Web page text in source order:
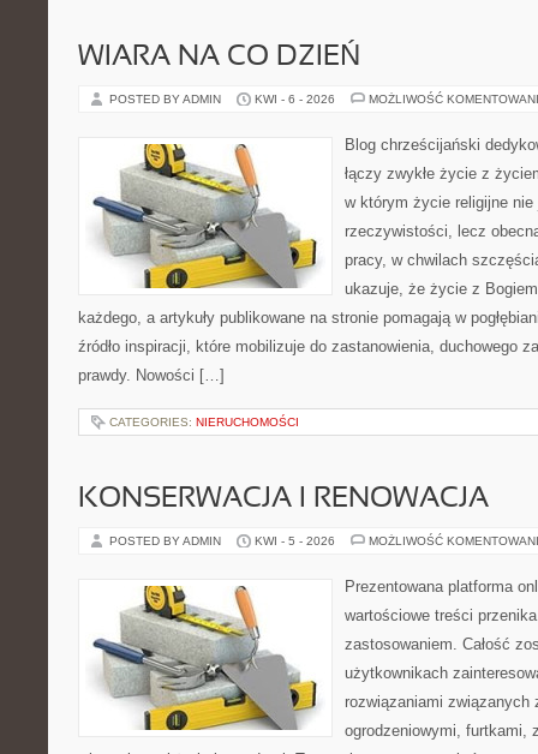
WIARA NA CO DZIEŃ
POSTED BY ADMIN KWI - 6 - 2026 MOŻLIWOŚĆ
Blog chrześcijański
łączy zwykłe życie z
w którym życie religijne nie
rzeczywistości, lecz
pracy, w chwilach
ukazuje, że życie z
każdego, a artykuły publikowane na stronie pomagają w
źródło inspiracji, które mobilizuje do zastanowienia, duchowego
prawdy. Nowości […]
CATEGORIES: NIERUCHOMOŚCI
KONSERWACJA I RENOWACJA
POSTED BY ADMIN KWI - 5 - 2026 MOŻLIWOŚĆ
Prezentowana platforma
wartościowe treści
zastosowaniem. Całość
użytkownikach
rozwiązaniami związanych
ogrodzeniowymi, furtkami,